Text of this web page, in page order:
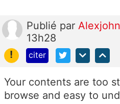
Publié par Alexjohn
13h28
!
citer
Your contents are too
browse and easy to